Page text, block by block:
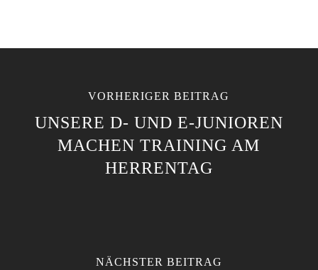
VORHERIGER BEITRAG
UNSERE D- UND E-JUNIOREN
MACHEN TRAINING AM
HERRENTAG
NÄCHSTER BEITRAG